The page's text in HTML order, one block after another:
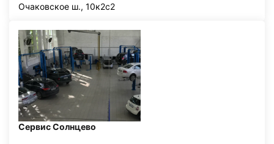
Очаковское ш., 10к2с2
Сервис Солнцево